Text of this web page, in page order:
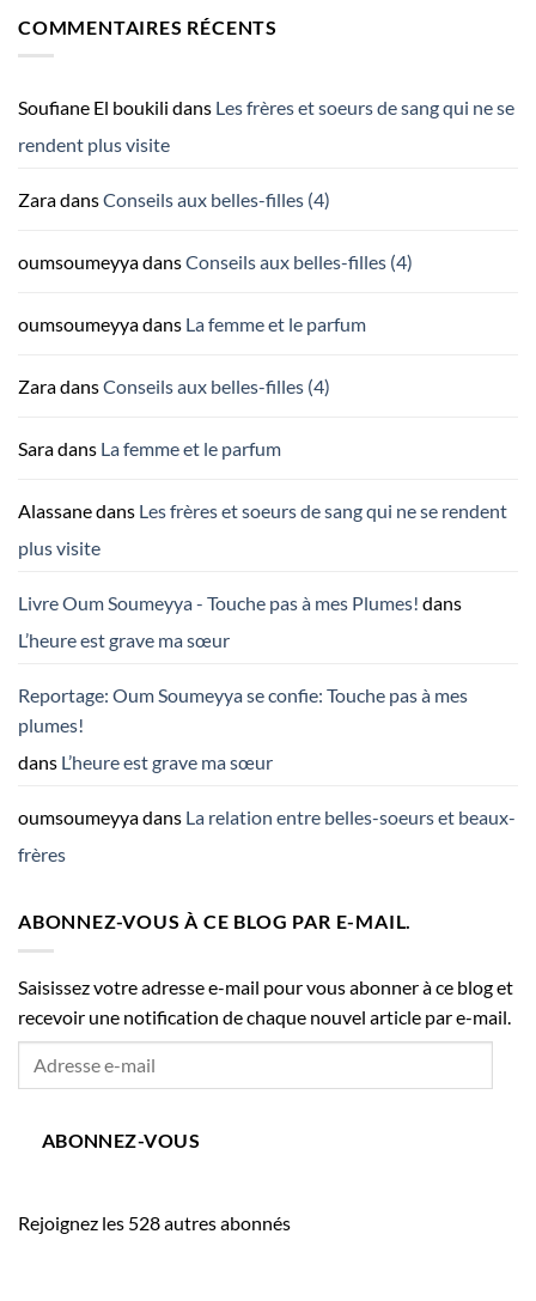
COMMENTAIRES RÉCENTS
Soufiane El boukili dans Les frères et soeurs de sang qui ne se
rendent plus visite
ZaradansConseils aux belles-filles (4)
oumsoumeyyadansConseils aux belles-filles (4)
oumsoumeyyadans La femme et le parfum
ZaradansConseils aux belles-filles (4)
Saradans La femme et le parfum
Alassanedans Les frères et soeurs de sang qui ne se rendent
plus visite
Livre Oum Soumeyya - Touche pas à mes Plumes! dans
L’heure est grave ma sœur
Reportage: Oum Soumeyya se confie: Touche pas à mes
plumes!
dans L’heure est grave ma sœur
oumsoumeyyadans La relation entre belles-soeurs et beaux-
frères
ABONNEZ-VOUS À CE BLOG PAR E-MAIL.
Saisissez votre adresse e-mail pour vous abonner à ce blog et
recevoir une notification de chaque nouvel article par e-mail.
ABONNEZ-VOUS
Rejoignez les 528 autres abonnés